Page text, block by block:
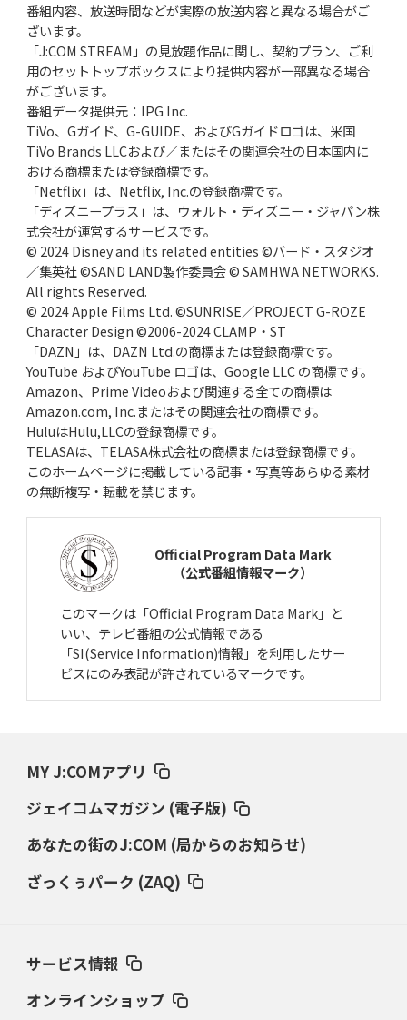
番組内容、放送時間などが実際の放送内容と異なる場合がご
ざいます。
「J:COM STREAM」の見放題作品に関し、契約プラン、ご利
用のセットトップボックスにより提供内容が一部異なる場合
がございます。
番組データ提供元：IPG Inc.
TiVo、Gガイド、G-GUIDE、およびGガイドロゴは、米国
TiVo Brands LLCおよび／またはその関連会社の日本国内に
おける商標または登録商標です。
「Netflix」は、Netflix, Inc.の登録商標です。
「ディズニープラス」は、ウォルト・ディズニー・ジャパン株
式会社が運営するサービスです。
© 2024 Disney and its related entities ©バード・スタジオ
／集英社 ©SAND LAND製作委員会 © SAMHWA NETWORKS.
All rights Reserved.
© 2024 Apple Films Ltd. ©SUNRISE／PROJECT G-ROZE
Character Design ©2006-2024 CLAMP・ST
「DAZN」は、DAZN Ltd.の商標または登録商標です。
YouTube およびYouTube ロゴは、Google LLC の商標です。
Amazon、Prime Videoおよび関連する全ての商標は
Amazon.com, Inc.またはその関連会社の商標です。
HuluはHulu,LLCの登録商標です。
TELASAは、TELASA株式会社の商標または登録商標です。
このホームページに掲載している記事・写真等あらゆる素材
の無断複写・転載を禁じます。
Official Program Data Mark
（公式番組情報マーク）
このマークは「Official Program Data Mark」と
いい、テレビ番組の公式情報である
「SI(Service Information)情報」を利用したサー
ビスにのみ表記が許されているマークです。
MY J:COMアプリ
ジェイコムマガジン (電子版)
あなたの街のJ:COM (局からのお知らせ)
ざっくぅパーク (ZAQ)
サービス情報
オンラインショップ